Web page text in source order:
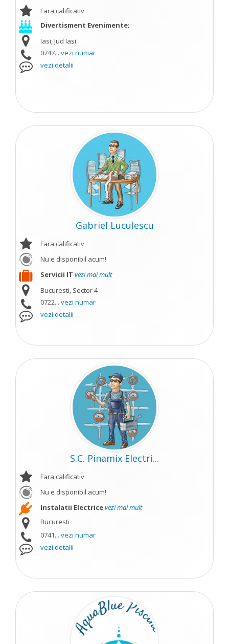
Fara calificativ
Divertisment Evenimente;
Iasi, Jud Iasi
0747... vezi numar
vezi detalii
Gabriel Luculescu
Fara calificativ
Nu e disponibil acum!
Servicii IT vezi mai mult
Bucuresti, Sector 4
0722... vezi numar
vezi detalii
S.C. Pinamix Electri...
Fara calificativ
Nu e disponibil acum!
Instalatii Electricevezi mai mult
Bucuresti
0741... vezi numar
vezi detalii